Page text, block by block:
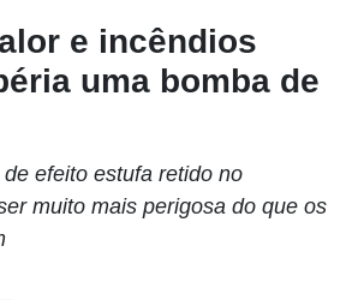
e incêndios
uma bomba de
efeito estufa retido no
muito mais perigosa do que os